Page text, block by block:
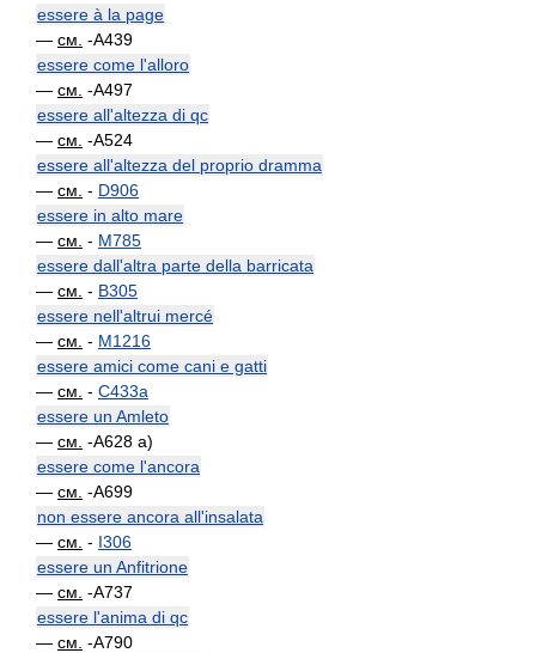
essere à la page
— см. -A439
essere come l'alloro
— см. -A497
essere all'altezza di qc
— см. -A524
essere all'altezza del proprio dramma
— см. - D906
essere in alto mare
— см. - M785
essere dall'altra parte della barricata
— см. - B305
essere nell'altrui mercé
— см. - M1216
essere amici come cani e gatti
— см. - C433a
essere un Amleto
— см. -A628 a)
essere come l'ancora
— см. -A699
non essere ancora all'insalata
— см. - I306
essere un Anfitrione
— см. -A737
essere l'anima di qc
— см. -A790